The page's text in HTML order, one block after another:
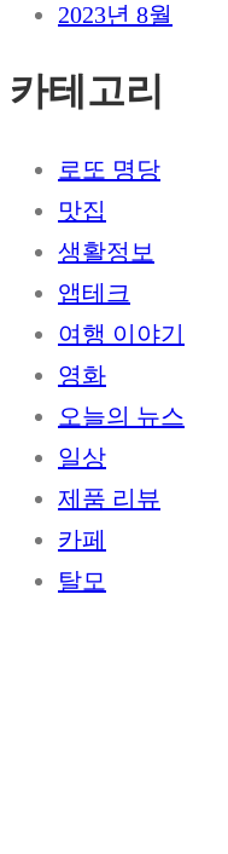
2023년 8월
카테고리
로또 명당
맛집
생활정보
앱테크
여행 이야기
영화
오늘의 뉴스
일상
제품 리뷰
카페
탈모